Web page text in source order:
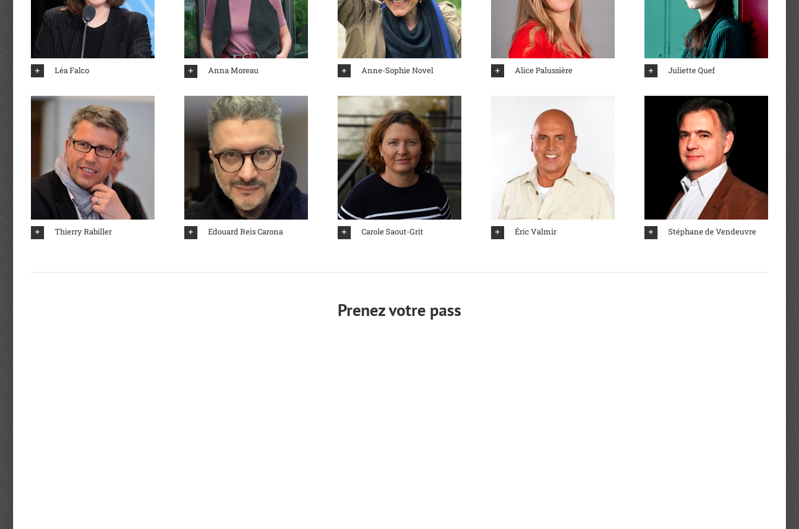
Léa Falco Anna Moreau Anne-Sophie Novel Alice Palussière Juliette Quef
Thierry Rabiller Edouard Reis Carona Carole Saout-Grit Éric Valmir Stéphane de Vendeuvre
Prenez votre pass